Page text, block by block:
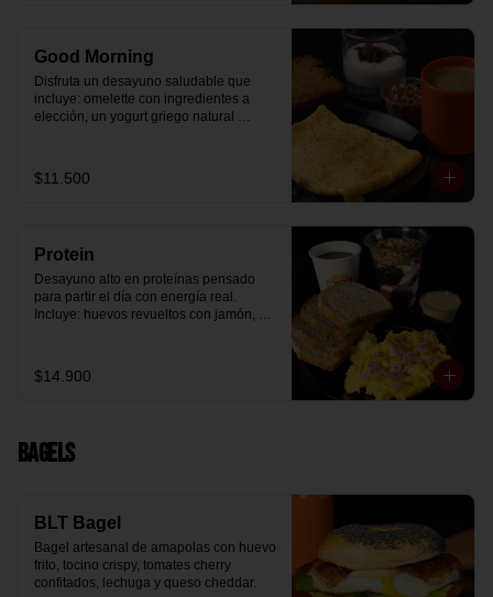
Good Morning
Disfruta un desayuno saludable que
incluye: omelette con ingredientes a
elección, un yogurt griego natural
Breakfast y granola (endulzada con
miel), más un café o té a elección y un
$11.500
Protein
Desayuno alto en proteínas pensado
para partir el día con energía real.
Incluye: huevos revueltos con jamón,
mermelada de arándanos y granola
receta exclusiva The Breakfast, porción
$14.900
Bagels
BLT Bagel
Bagel artesanal de amapolas con huevo
frito, tocino crispy, tomates cherry
confitados, lechuga y queso cheddar.